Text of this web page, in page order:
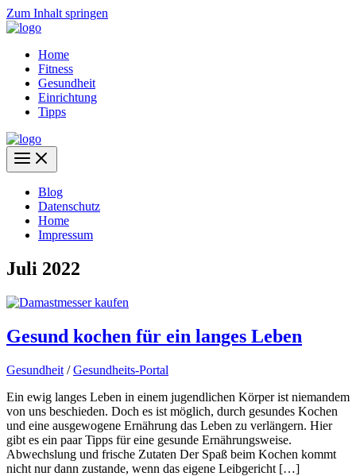
Zum Inhalt springen
Home
Fitness
Gesundheit
Einrichtung
Tipps
Blog
Datenschutz
Home
Impressum
Juli 2022
Gesund kochen für ein langes Leben
Gesundheit /Gesundheits-Portal
Ein ewig langes Leben in einem jugendlichen Körper ist niemandem
von uns beschieden. Doch es ist möglich, durch gesundes Kochen
und eine ausgewogene Ernährung das Leben zu verlängern. Hier
gibt es ein paar Tipps für eine gesunde Ernährungsweise.
Abwechslung und frische Zutaten Der Spaß beim Kochen kommt
nicht nur dann zustande, wenn das eigene Leibgericht […]